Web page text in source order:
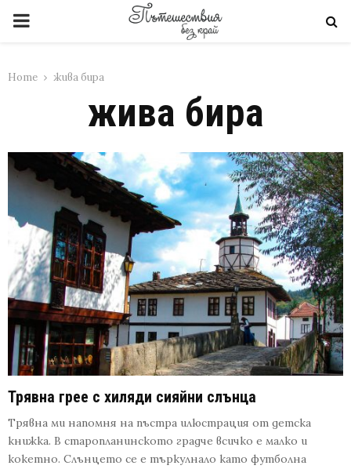
PRIMARY
Home жива бира
жива бира
Трявна грее с хиляди сияйни слънца
Трявна ми напомня на пъстра илюстрация от детска
книжка. В старопланинското градче всичко е малко и
кокетно. Слънцето се е търкулнало като футболна